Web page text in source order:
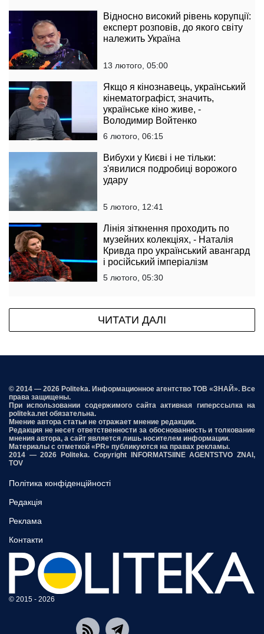
Відносно високий рівень корупції:
експерт розповів, до якого світу
належить Україна
13 лютого, 05:00
Якщо я кінознавець, український
кінематографіст, значить,
українське кіно живе, -
Володимир Войтенко
6 лютого, 06:15
Вибухи у Києві і не тільки:
з'явилися подробиці ворожого
удару
5 лютого, 12:41
Лінія зіткнення проходить по
музейних колекціях, - Наталія
Кривда про український авангард
і російський імперіалізм
5 лютого, 05:30
ЧИТАТИ ДАЛІ
© 2014 — 2026 Politeka. Информационное агентство ТОВ «ЗНАЙ». Все
права защищены.
При использовании содержимого сайта активная гиперссылка на
politeka.net обязательна.
Мнение автора статьи не отражает мнение редакции.
Редакция не несет ответственности за обоснованность и толкование
мнения автора, а сайт является лишь носителем информации.
Материалы с отметкой «PR» публикуются на правах рекламы.
2014 — 2026 Politeka. Copyright INFORMATSIINE AGENTSTVO ZNAI,
TOV
Політика конфіденційності
Редакція
Реклама
Контакти
© 2015 - 2026